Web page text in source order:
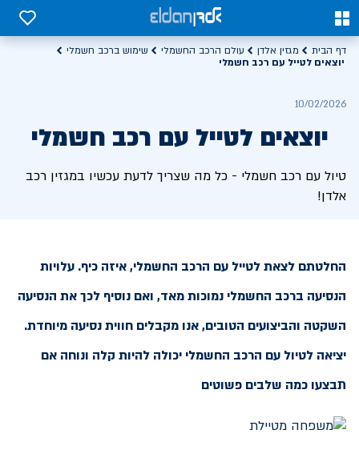
0
0
דף הבית מגזין אלדן עולם הרכב החשמלי
שימוש ברכב חשמלי
יוצאים לטייל עם רכב חשמלי
10/02/2026
יוצאים לטייל עם רכב חשמלי
טיול עם רכב חשמלי - כל מה שצריך לדעת עכשיו במגזין רכב
אלדן!
החלטתם לצאת לטייל עם הרכב החשמלי, איזה כיף. עלויות
הנסיעה ברכב החשמלי נמוכות מאד, ואם נוסיף לכך את הנסיעה
השקטה והביצועים הטובים, אנו מקבלים חווית נסיעה מיוחדת.
יציאה לטיול עם הרכב החשמלי יכולה להיות קלה ונוחה אם
תבצעו כמה שלבים פשוטים